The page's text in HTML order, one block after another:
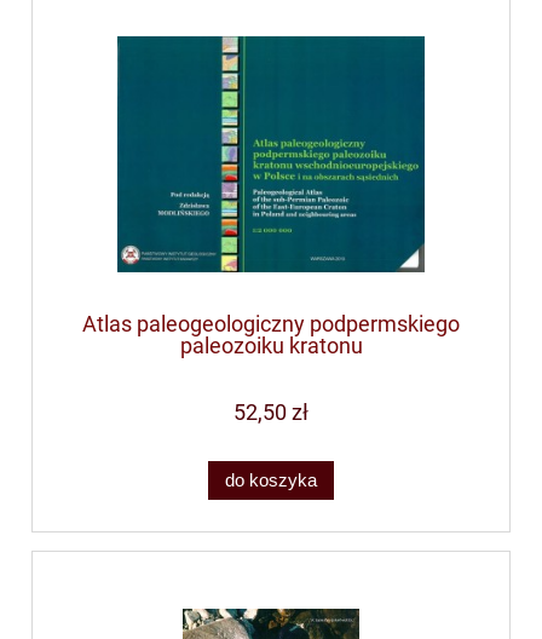
Atlas paleogeologiczny podpermskiego
paleozoiku kratonu
52,50 zł
do koszyka